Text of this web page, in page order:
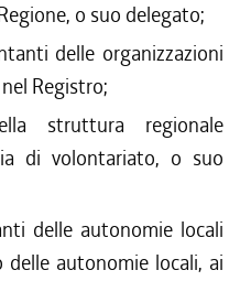
o suo delegato;
delle organizzazioni
Registro;
struttura regionale
di volontariato, o suo
delle autonomie locali
autonomie locali, ai